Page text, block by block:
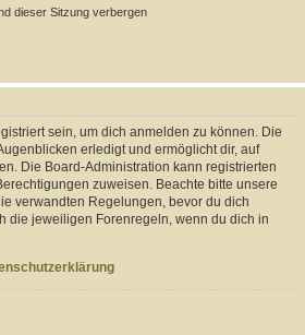
dieser Sitzung verbergen
sein, um dich anmelden zu können. Die
erledigt und ermöglicht dir, auf
Die Board-Administration kann registrierten
zuweisen. Beachte bitte unsere
verwandten Regelungen, bevor du dich
die jeweiligen Forenregeln, wenn du dich in